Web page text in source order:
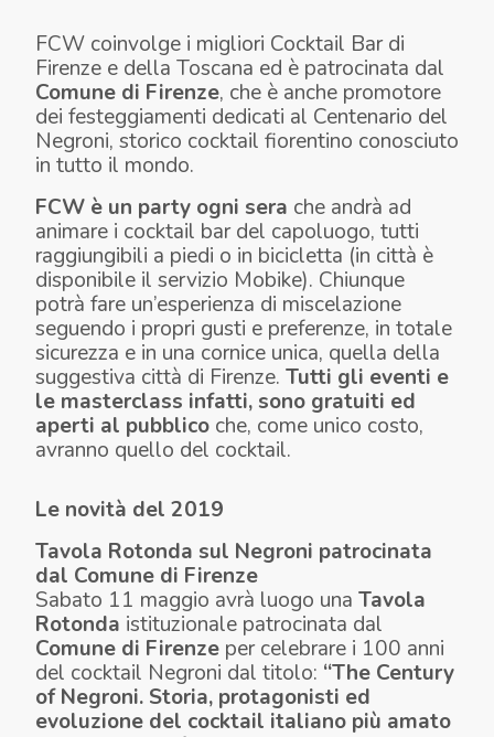
FCW coinvolge i migliori Cocktail Bar di
Firenze e della Toscana ed è patrocinata dal
Comune di Firenze, che è anche promotore
dei festeggiamenti dedicati al Centenario del
Negroni, storico cocktail fiorentino conosciuto
in tutto il mondo.
FCW è un party ogni sera che andrà ad
animare i cocktail bar del capoluogo, tutti
raggiungibili a piedi o in bicicletta (in città è
disponibile il servizio Mobike). Chiunque
potrà fare un’esperienza di miscelazione
seguendo i propri gusti e preferenze, in totale
sicurezza e in una cornice unica, quella della
suggestiva città di Firenze. Tutti gli eventi e
le masterclass infatti, sono gratuiti ed
aperti al pubblico che, come unico costo,
avranno quello del cocktail.
Le novità del 2019
Tavola Rotonda sul Negroni patrocinata
dal Comune di Firenze
Sabato 11 maggio avrà luogo una Tavola
Rotonda istituzionale patrocinata dal
Comune di Firenze per celebrare i 100 anni
del cocktail Negroni dal titolo: “The Century
of Negroni. Storia, protagonisti ed
evoluzione del cocktail italiano più amato